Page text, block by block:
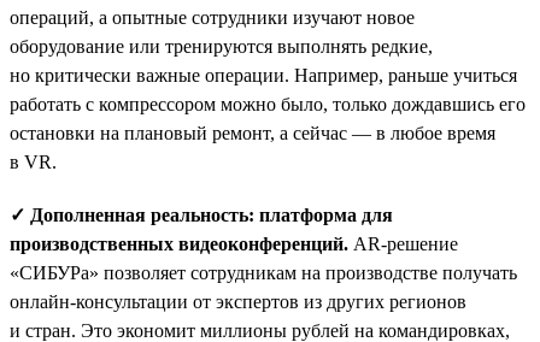
операций, а опытные сотрудники изучают новое
оборудование или тренируются выполнять редкие,
но критически важные операции. Например, раньше учиться
работать с компрессором можно было, только дождавшись его
остановки на плановый ремонт, а сейчас — в любое время
в VR.
✓ Дополненная реальность: платформа для
производственных видеоконференций. AR-решение
«СИБУРа» позволяет сотрудникам на производстве получать
онлайн-консультации от экспертов из других регионов
и стран. Это экономит миллионы рублей на командировках,